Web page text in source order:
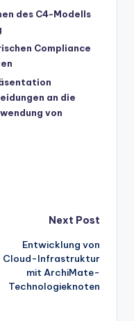
des C4-Modells
Compliance
an die
von
Next Post
Entwicklung von
Cloud-Infrastruktur
mit ArchiMate-
Technologieknoten